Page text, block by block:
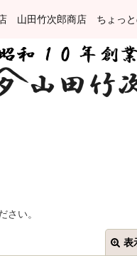
山田竹次郎商店 ちょっと
い。
表